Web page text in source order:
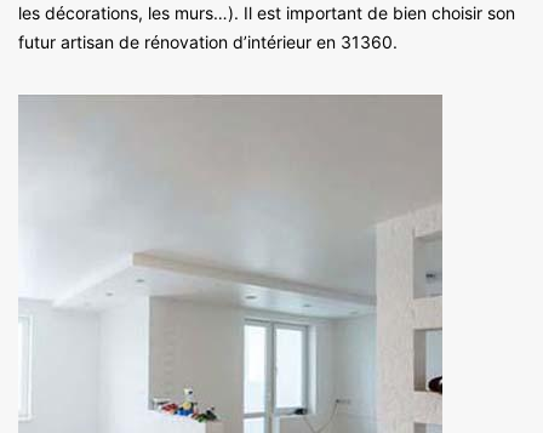
les décorations, les murs…). Il est important de bien choisir son
futur artisan de rénovation d’intérieur en 31360.